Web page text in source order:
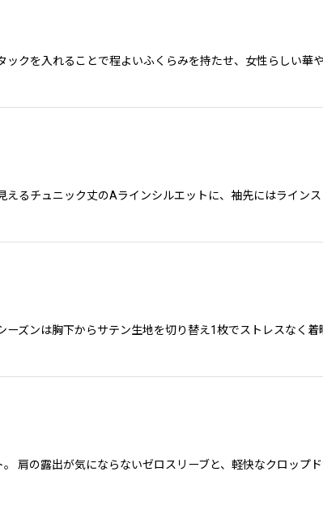
クを入れることで程よいふくらみを持たせ、女性らしい華
るチュニック丈のAラインシルエットに、袖先にはライン
ズンは胸下からサテン生地を切り替え1枚でストレスなく
肩の露出が気にならないゼロスリーブと、軽快なクロップ